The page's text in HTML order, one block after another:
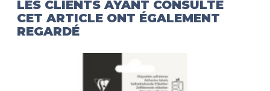
LES CLIENTS AYANT CONSULTÉ
CET ARTICLE ONT ÉGALEMENT
REGARDÉ